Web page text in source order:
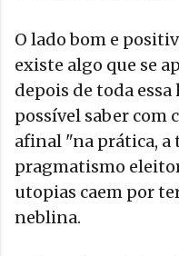
O lado bom e
existe algo que se
depois de toda
possível saber com
afinal "na prática, a
pragmatismo
utopias caem por
neblina.